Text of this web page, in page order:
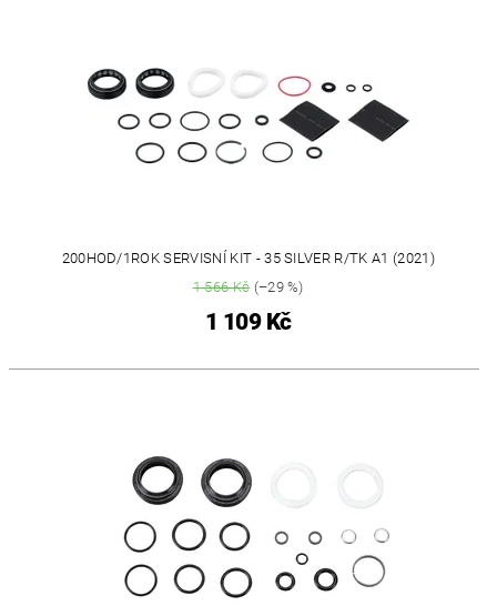
200HOD/1ROK SERVISNÍ KIT - 35 SILVER R/TK A1 (2021)
1 566 Kč(–29 %)
1 109 Kč